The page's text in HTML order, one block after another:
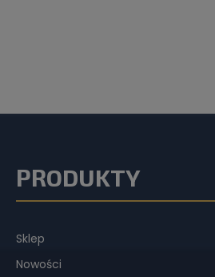
PRODUKTY
Sklep
Nowości